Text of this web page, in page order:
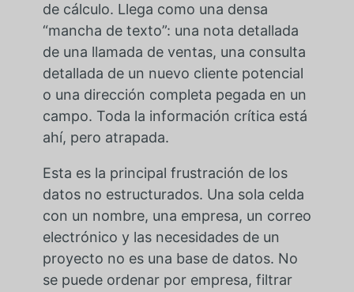
de cálculo. Llega como una densa
“mancha de texto”: una nota detallada
de una llamada de ventas, una consulta
detallada de un nuevo cliente potencial
o una dirección completa pegada en un
campo. Toda la información crítica está
ahí, pero atrapada.
Esta es la principal frustración de los
datos no estructurados. Una sola celda
con un nombre, una empresa, un correo
electrónico y las necesidades de un
proyecto no es una base de datos. No
se puede ordenar por empresa, filtrar